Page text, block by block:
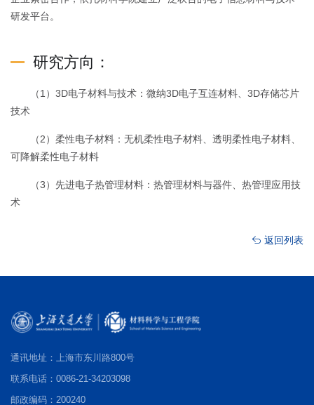
研发平台。
研究方向：
（1）3D电子材料与技术：微纳3D电子互连材料、3D存储芯片
技术
（2）柔性电子材料：无机柔性电子材料、透明柔性电子材料、
可降解柔性电子材料
（3）先进电子热管理材料：热管理材料与器件、热管理应用技
术
返回列表
通讯地址：上海市东川路800号
联系电话：0086-21-34203098
邮政编码：200240